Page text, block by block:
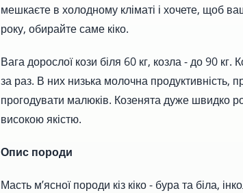
мешкаєте в холодному кліматі і хочете, щоб
року, обирайте саме кіко.
Вага дорослої кози біля 60 кг, козла - до 90
за раз. В них низька молочна продуктивність,
прогодувати малюків. Козенята дуже швидко
високою якістю.
Опис породи
Масть м’ясної породи кіз кіко - бура та біла,